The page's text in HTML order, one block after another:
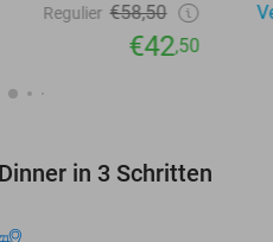
Regulier €58,50
€42,50
in 3 Schritten